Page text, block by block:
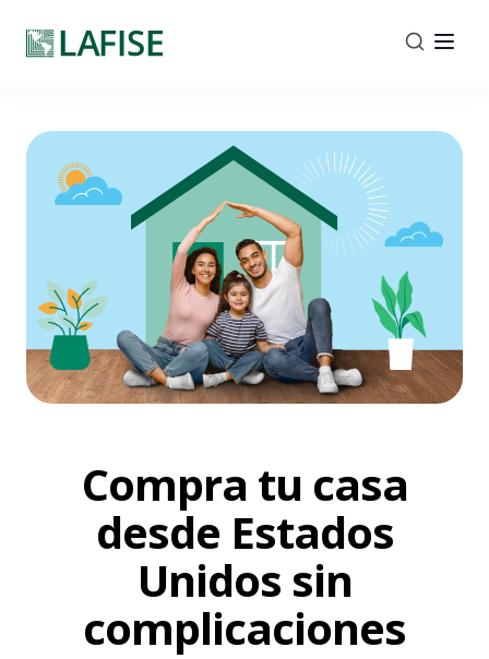
Compra tu casa
desde Estados
Unidos sin
complicaciones